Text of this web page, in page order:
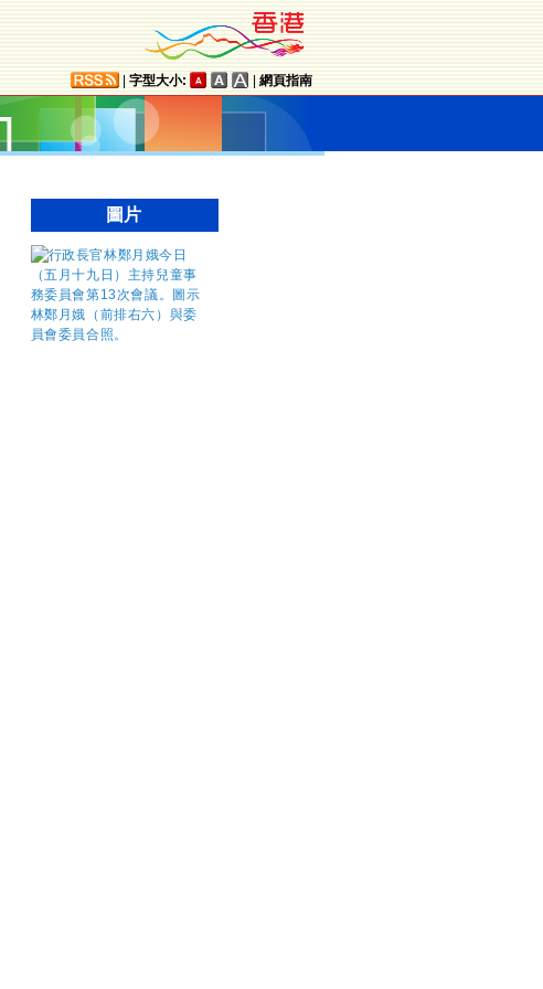
字型大小: 網頁指南
圖片